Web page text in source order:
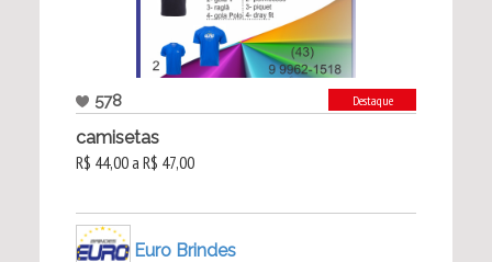
578 Destaque
camisetas
R$ 44,00 a R$ 47,00
Euro Brindes